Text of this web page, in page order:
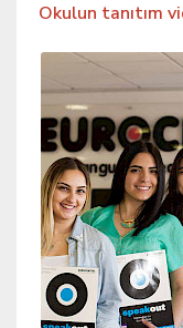
Okulun tanıtım